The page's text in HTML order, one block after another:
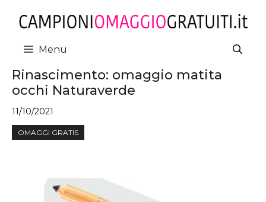
contenuto
Menu
Rinascimento: omaggio matita
occhi Naturaverde
11/10/2021
OMAGGI GRATIS